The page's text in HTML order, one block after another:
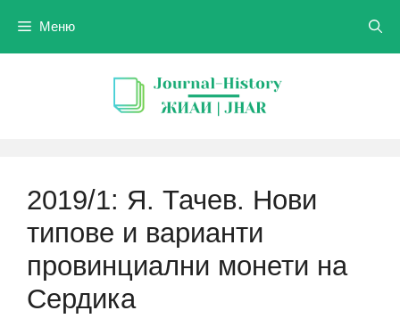
съдържанието
Меню
2019/1: Я. Тачев. Нови
типове и варианти
провинциални монети на
Сердика